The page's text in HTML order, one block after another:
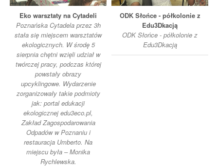
Eko warsztaty na Cytadeli
Poznańska Cytadela przez 3h
stała się miejscem warsztatów
ekologicznych. W środę 5
sierpnia chętni wzięli udział w
twórczej pracy, podczas której
powstały obrazy
upcyklingowe. Wydarzenie
zorganizowały takie podmioty
jak: portal edukacji
ekologicznej edu3eco.pl,
Zakład Zagospodarowania
Odpadów w Poznaniu i
restauracja Umberto. Na
miejscu była – Monika
Rychlewska.
ODK Słońce - półkolonie z
Edu3Dkacją
ODK Słońce - półkolonie z
Edu3Dkacją